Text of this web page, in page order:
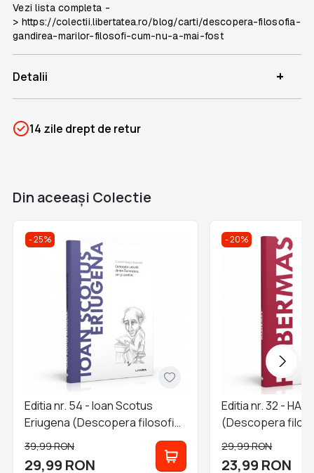
Vezi lista completa -
> https://colectii.libertatea.ro/blog/carti/descopera-filosofia-
gandirea-marilor-filosofi-cum-nu-a-mai-fost
Detalii +
Categorii
Descoperă Filosofia
14 zile drept de retur
Din aceeaşi Colectie
25%
Editia nr. 54 - Ioan Scotus
Eriugena (Descopera filosofia
- repunere)
29,99 RON
39,99RON
20%
Editia nr. 32 -
(Descopera
23,99 RON
29,99RON